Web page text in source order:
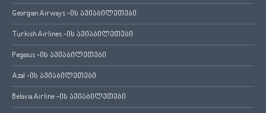
Georgian Airways -ის ავიაბილეთები
Turkish Airlines -ის ავიაბილეთები
Pegasus -ის ავიაბილეთები
Azal -ის ავიაბილეთები
Belavia Airline -ის ავიაბილეთები